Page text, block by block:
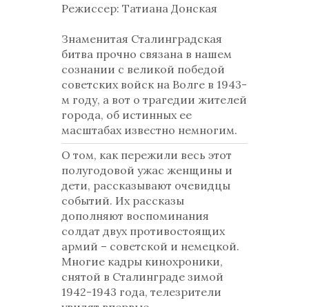
Режиссер: Татиана Донская
Знаменитая Сталинградская
битва прочно связана в нашем
сознании с великой победой
советских войск на Волге в 1943-
м году, а вот о трагедии жителей
города, об истинных ее
масштабах известно немногим.
О том, как пережили весь этот
полугодовой ужас женщины и
дети, рассказывают очевидцы
событий. Их рассказы
дополняют воспоминания
солдат двух противостоящих
армий – советской и немецкой.
Многие кадры кинохроники,
снятой в Сталинграде зимой
1942-1943 года, телезрители